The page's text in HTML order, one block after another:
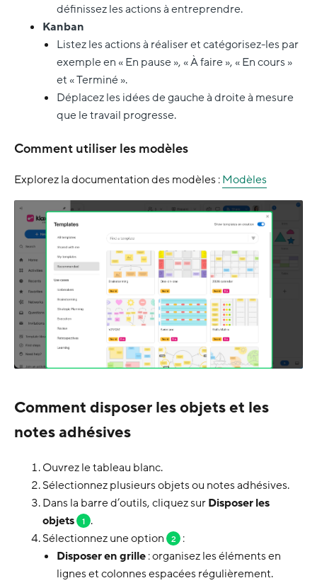
définissez les actions à entreprendre.
Kanban
Listez les actions à réaliser et catégorisez-les par
exemple en « En pause », « À faire », « En cours »
et « Terminé ».
Déplacez les idées de gauche à droite à mesure
que le travail progresse.
Comment utiliser les modèles
Explorez la documentation des modèles :Modèles
Comment disposer les objets et les
notes adhésives
Ouvrez le tableau blanc.
Sélectionnez plusieurs objets ou notes adhésives.
Dans la barre d’outils, cliquez surDisposer les
objets
1 .
Sélectionnez une option
2
:
Disposer en grille: organisez les éléments en
lignes et colonnes espacées régulièrement.